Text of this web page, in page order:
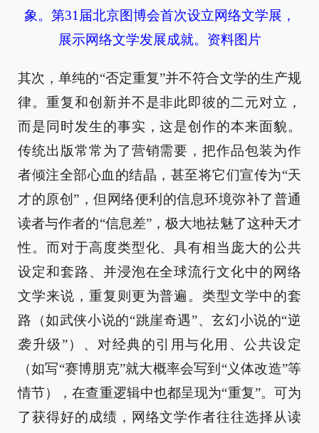
象。第31届北京图博会首次设立网络文学展，
展示网络文学发展成就。资料图片
其次，单纯的“否定重复”并不符合文学的生产规
律。重复和创新并不是非此即彼的二元对立，
而是同时发生的事实，这是创作的本来面貌。
传统出版常常为了营销需要，把作品包装为作
者倾注全部心血的结晶，甚至将它们宣传为“天
才的原创”，但网络便利的信息环境弥补了普通
读者与作者的“信息差”，极大地祛魅了这种天才
性。而对于高度类型化、具有相当庞大的公共
设定和套路、并浸泡在全球流行文化中的网络
文学来说，重复则更为普遍。类型文学中的套
路（如武侠小说的“跳崖奇遇”、玄幻小说的“逆
袭升级”）、对经典的引用与化用、公共设定
（如写“赛博朋克”就大概率会写到“义体改造”等
情节），在查重逻辑中也都呈现为“重复”。可为
了获得好的成绩，网络文学作者往往选择从读